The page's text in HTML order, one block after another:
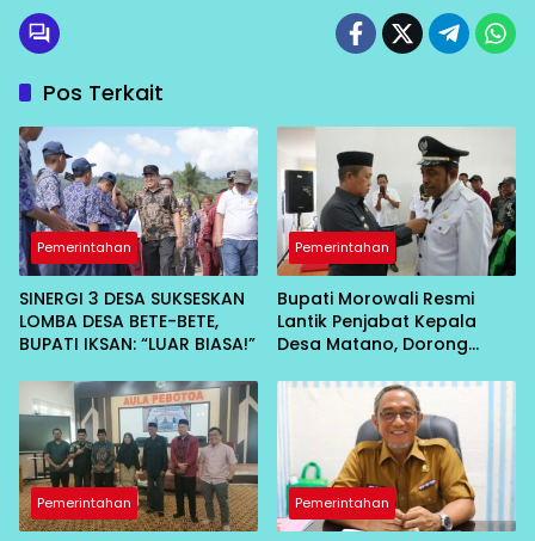
Pos Terkait
Pemerintahan
SINERGI 3 DESA SUKSESKAN
LOMBA DESA BETE-BETE,
BUPATI IKSAN: “LUAR BIASA!”
Pemerintahan
Bupati Morowali Resmi
Lantik Penjabat Kepala
Desa Matano, Dorong
Berbasis Kebersamaan
Pemerintahan Pemerintahan